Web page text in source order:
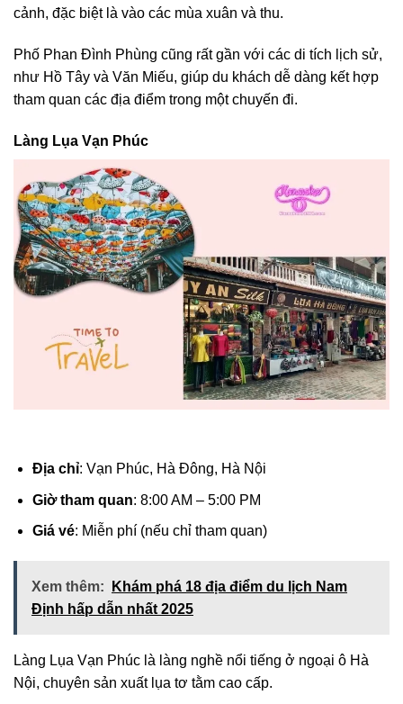
cảnh, đặc biệt là vào các mùa xuân và thu.
Phố Phan Đình Phùng cũng rất gần với các di tích lịch sử,
như Hồ Tây và Văn Miếu, giúp du khách dễ dàng kết hợp
tham quan các địa điểm trong một chuyến đi.
Làng Lụa Vạn Phúc
Địa chỉ: Vạn Phúc, Hà Đông, Hà Nội
Giờ tham quan: 8:00 AM – 5:00 PM
Giá vé: Miễn phí (nếu chỉ tham quan)
Xem thêm:
Khám phá 18 địa điểm du lịch Nam
Định hấp dẫn nhất 2025
Làng Lụa Vạn Phúc là làng nghề nổi tiếng ở ngoại ô Hà
Nội, chuyên sản xuất lụa tơ tằm cao cấp.